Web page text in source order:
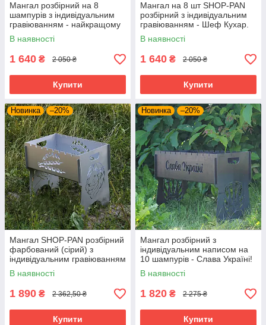
Мангал розбірний на 8
шампурів з індивідуальним
гравіюванням - найкращому
чоловікові. Мангал для
подарунка
В наявності
1 640 ₴ 2 050 ₴
Купити
Мангал на 8 шт SHOP-PAN
розбірний з індивідуальним
гравіюванням - Шеф Кухар.
Подарунковий мангал
В наявності
1 640 ₴ 2 050 ₴
Купити
Новинка –20%
Мангал SHOP-PAN розбірний
фарбований (сірий) з
індивідуальним гравіюванням
на 8 шампурів. Подарунковий
мангал
В наявності
1 890 ₴ 2 362,50 ₴
Купити
Новинка –20%
Мангал розбірний з
індивідуальним написом на
10 шампурів - Слава Україні!
Розмір – 500х300х440 мм
В наявності
1 820 ₴ 2 275 ₴
Купити